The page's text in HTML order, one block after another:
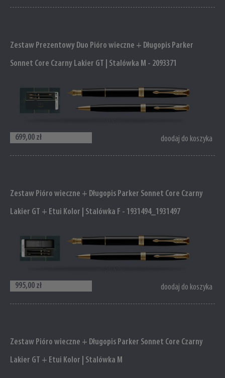
Zestaw Prezentowy Duo Pióro wieczne + Długopis Parker
Sonnet Core Czarny Lakier GT | Stalówka M - 2093371
699,00 zł doodaj do koszyka
Zestaw Pióro wieczne + Długopis Parker Sonnet Core Czarny
Lakier GT + Etui Kolor | Stalówka F - 1931494_1931497
995,00 zł doodaj do koszyka
Zestaw Pióro wieczne + Długopis Parker Sonnet Core Czarny
Lakier GT + Etui Kolor | Stalówka M